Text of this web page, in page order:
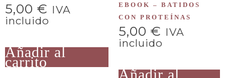
5,00 € IVA
incluido
Añadir al
carrito
EBOOK – BATIDOS
CON PROTEÍNAS
5,00 € IVA
incluido
Añadir al